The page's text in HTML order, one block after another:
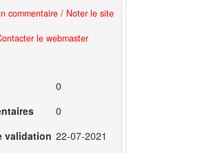
commentaire / Noter le site
le webmaster
0
0
validation 22-07-2021